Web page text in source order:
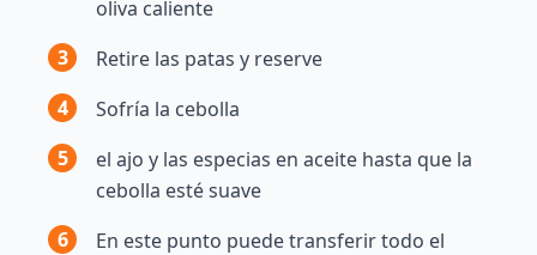
oliva caliente
3
Retire las patas y reserve
4
Sofría la cebolla
5
el ajo y las especias en aceite hasta que la
cebolla esté suave
6
En este punto puede transferir todo el